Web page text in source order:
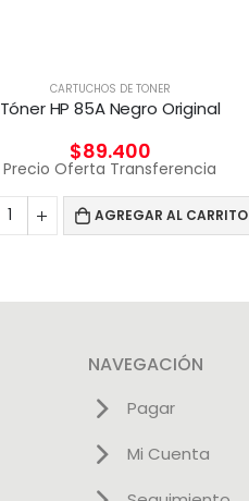
CARTUCHOS DE TONER
Tóner HP 85A Negro Original
$89.400
Precio Oferta Transferencia
AGREGAR AL CARRITO
NAVEGACIÓN
Pagar
Mi Cuenta